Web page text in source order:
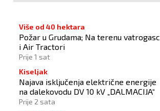
Više od 40 hektara
Požar u Grudama; Na terenu
i Air Tractori
Prije 1 sat
Kiseljak
Najava isključenja električne energije
na dalekovodu DV 10 kV „DALMACIJA“
Prije 2 sata